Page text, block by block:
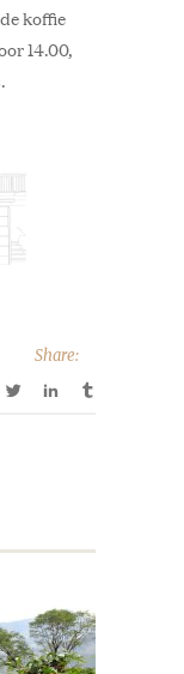
koffie
14.00,
Share: